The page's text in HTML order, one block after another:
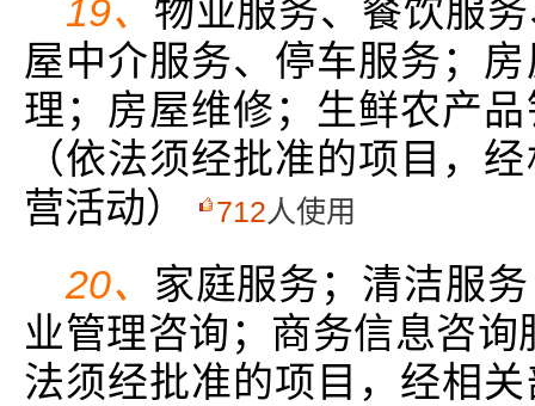
19、 物业服务、餐饮服
屋中介服务、停车服务；
理；房屋维修；生鲜农产
（依法须经批准的项目，
营活动）
712人使用
20、 家庭服务；清洁服
业管理咨询；商务信息咨
法须经批准的项目，经相